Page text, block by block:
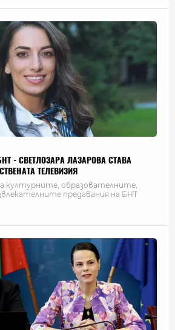
- СВЕТЛОЗАРА ЛАЗАРОВА СТАВА
ТЕЛЕВИЗИЯ
културните, образователните,
предавания на БНТ